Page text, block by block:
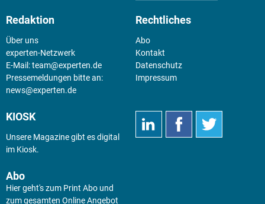
Redaktion
Über uns
experten-Netzwerk
E-Mail:team@experten.de
Pressemeldungen bitte an:
news@experten.de
Rechtliches
Abo
Kontakt
Datenschutz
Impressum
KIOSK
Unsere Magazine gibt es digital
im Kiosk.
Abo
Hier geht's zum Print Abo und
zum gesamten Online Angebot